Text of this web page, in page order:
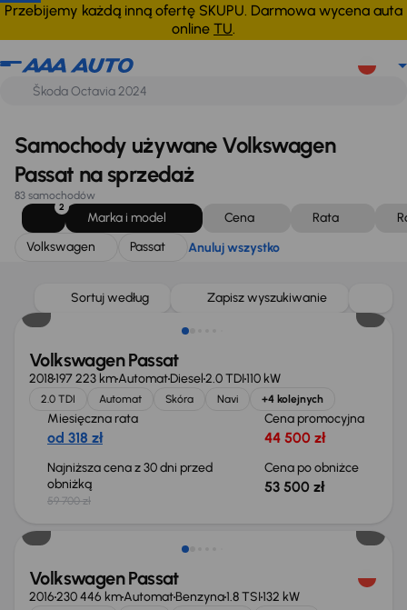
Przebijemy każdą inną ofertę SKUPU. Darmowa wycena auta
online TU.
Volkswagen Passat Anuluj wszystko
Samochody używane Volkswagen
Passat na sprzedaż
83 samochodów
2
Marka i model Cena Rata
Volkswagen
Passat Anuluj wszystko
Sortuj według Zapisz wyszukiwanie
Taniej o 6 200 zł
Volkswagen Passat
2018197 223 kmAutomatDiesel2.0 TDI110 kW
2.0 TDI Automat Skóra Navi +4 kolejnych
Miesięczna rata
od 318 zł
Cena promocyjna
44 500 zł
Najniższa cena z 30 dni przed
obniżką
59 700 zł
Cena po obniżce
53 500 zł
Taniej o 1 000 zł
Volkswagen Passat
2016230 446 kmAutomatBenzyna1.8 TSI132 kW